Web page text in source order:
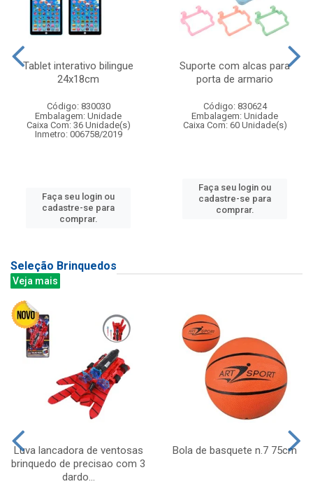
Tablet interativo bilingue
24x18cm
Código: 830030
Embalagem: Unidade
Caixa Com: 36 Unidade(s)
Inmetro: 006758/2019
Faça seu login ou
cadastre-se para
comprar.
Suporte com alcas para
porta de armario
Código: 830624
Embalagem: Unidade
Caixa Com: 60 Unidade(s)
Faça seu login ou
cadastre-se para
comprar.
Seleção Brinquedos
Veja mais
Luva lancadora de ventosas
brinquedo de precisao com 3
dardo...
Bola de basquete n.7 75cm